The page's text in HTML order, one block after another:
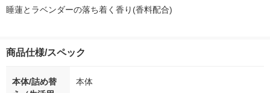
睡蓮とラベンダーの落ち着く香り(香料配合)
商品仕様/スペック
本体/詰め替
本体